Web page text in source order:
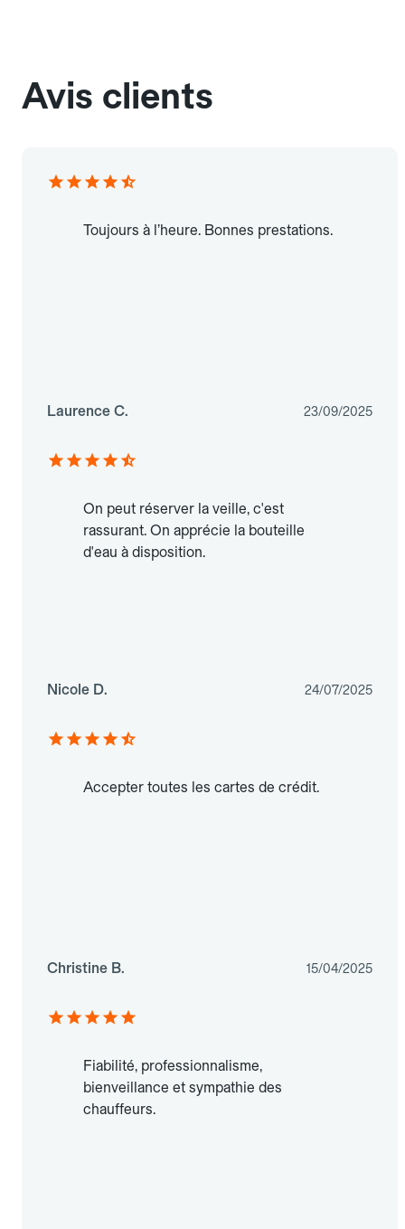
Avis clients
Toujours à l’heure. Bonnes prestations.
Laurence C. 23/09/2025
On peut réserver la veille, c'est
rassurant. On apprécie la bouteille
d'eau à disposition.
Nicole D. 24/07/2025
Accepter toutes les cartes de crédit.
Christine B. 15/04/2025
Fiabilité, professionnalisme,
bienveillance et sympathie des
chauffeurs.